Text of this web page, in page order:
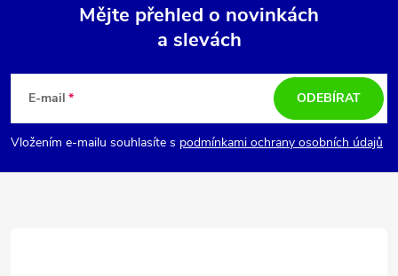
p
a
Mějte přehled o novinkách
a slevách
E-mail
Vložením e-mailu souhlasíte s podmínkami ochrany osobních údajů
ODEBÍRAT